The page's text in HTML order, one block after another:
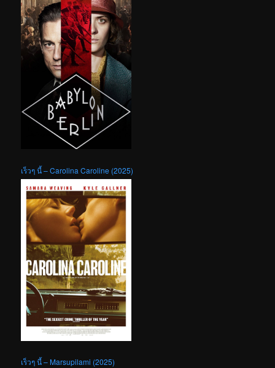
เร็วๆ นี้ – Carolina Caroline (2025)
เร็วๆ นี้ – Marsupilami (2025)